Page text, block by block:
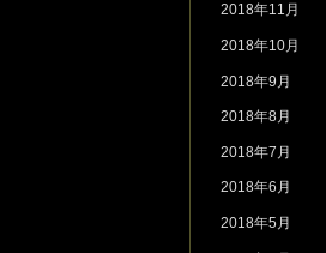
2018年11月
2018年10月
2018年9月
2018年8月
2018年7月
2018年6月
2018年5月